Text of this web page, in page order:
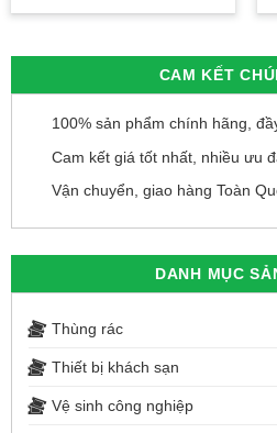
CAM KẾT
100% sản phẩm chính hãng,
Cam kết giá tốt nhất, nhiều ưu
Vận chuyển, giao hàng Toàn
DANH MỤC
Thùng rác
Thiết bị khách sạn
Vệ sinh công nghiệp